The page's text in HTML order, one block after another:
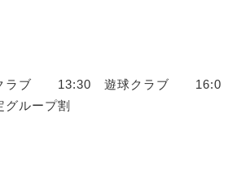
クラブ 13:30 遊球クラブ 16:0
ループ割